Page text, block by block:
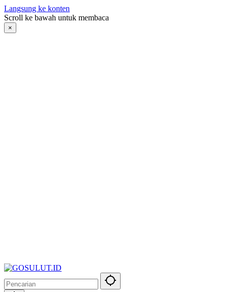
Langsung ke konten
Scroll ke bawah untuk membaca
×